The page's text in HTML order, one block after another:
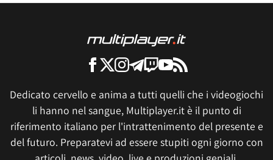
Dedicato cervello e anima a tutti quelli che i videogiochi
li hanno nel sangue, Multiplayer.it è il punto di
riferimento italiano per l'intrattenimento del presente e
del futuro. Preparatevi ad essere stupiti ogni giorno con